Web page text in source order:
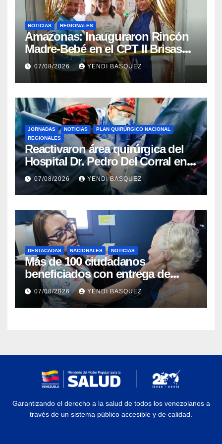
NOTICIAS REGIONALES
​Amazonas: Inauguraron Rincón
Madre-Bebé en el CPT II Brisas
del Aeropuerto ​Inauguraron
Rincón
07/08/2026 YENDI BASQUEZ
JORNADAS NOTICIAS
PLAN QUIRÚRGICO NACIONAL
REGIONALES
Reactivaron área quirúrgica del
Hospital Dr. Pedro Del Corral en
Guárico
07/08/2026 YENDI BASQUEZ
DESTACADAS NACIONALES NOTICIAS
Más de 100 ciudadanos
beneficiados con entrega de
prótesis auditivas en el Centro de
Rehabilitación J.J. Arvelo
07/08/2026 YENDI BASQUEZ
Garantizando el derecho a la salud de todos los venezolanos a
través de un sistema público accesible y de calidad.